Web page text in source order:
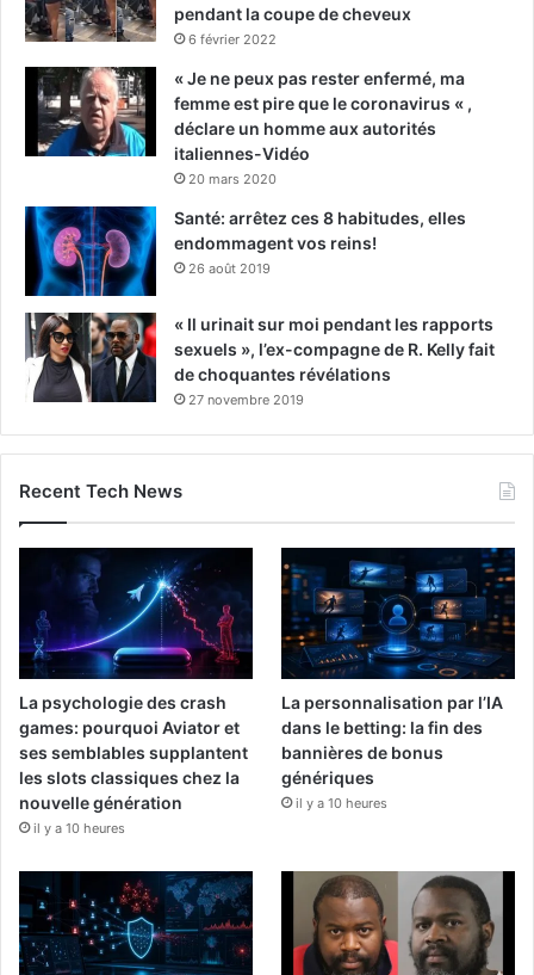
pendant la coupe de cheveux
6 février 2022
« Je ne peux pas rester enfermé, ma
femme est pire que le coronavirus « ,
déclare un homme aux autorités
italiennes-Vidéo
20 mars 2020
Santé: arrêtez ces 8 habitudes, elles
endommagent vos reins!
26 août 2019
« Il urinait sur moi pendant les rapports
sexuels », l’ex-compagne de R. Kelly fait
de choquantes révélations
27 novembre 2019
Recent Tech News
La psychologie des crash
games: pourquoi Aviator et
ses semblables supplantent
les slots classiques chez la
nouvelle génération
il y a 10 heures
La personnalisation par l’IA
dans le betting: la fin des
bannières de bonus
génériques
il y a 10 heures